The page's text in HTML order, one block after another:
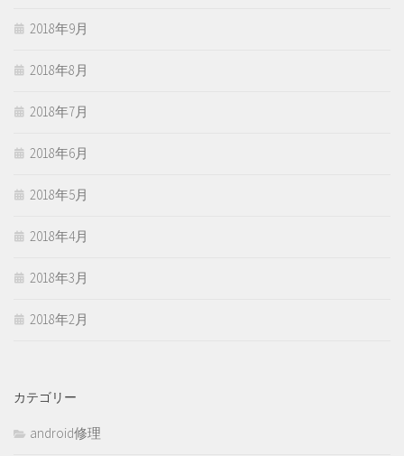
2018年9月
2018年8月
2018年7月
2018年6月
2018年5月
2018年4月
2018年3月
2018年2月
カテゴリー
android修理